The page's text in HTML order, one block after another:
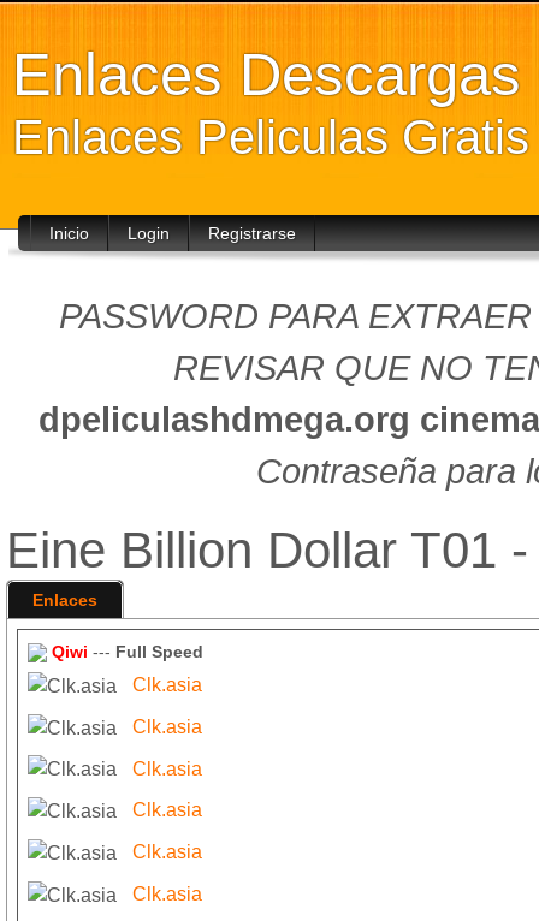
Enlaces
Enlaces Peliculas
Inicio Login Registrarse
PASSWORD PARA
REVISAR QUE NO
dpeliculashdmega.org
Contraseña para
Eine Billion Dollar T01
Enlaces
Qiwi --- Full Speed
Clk.asia
Clk.asia
Clk.asia
Clk.asia
Clk.asia
Clk.asia